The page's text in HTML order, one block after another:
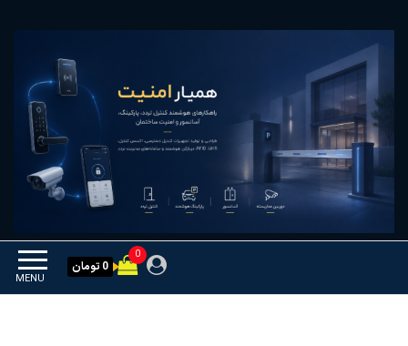
همیار امنیت
MENU
0
0 تومان